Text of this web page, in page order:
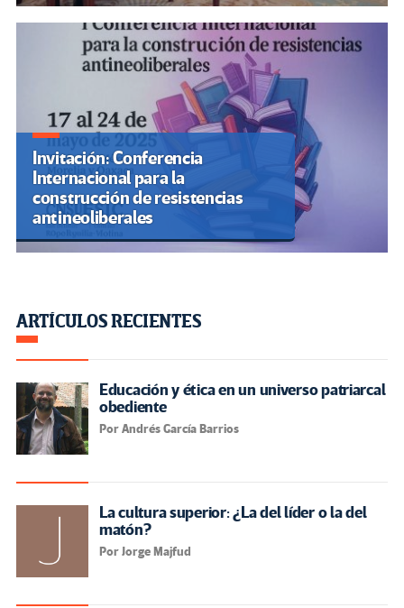
Invitación: Conferencia
Internacional para la
construcción de resistencias
antineoliberales
ARTÍCULOS RECIENTES
Educación y ética en un universo patriarcal
obediente
Por Andrés García Barrios
La cultura superior: ¿La del líder o la del
matón?
Por Jorge Majfud